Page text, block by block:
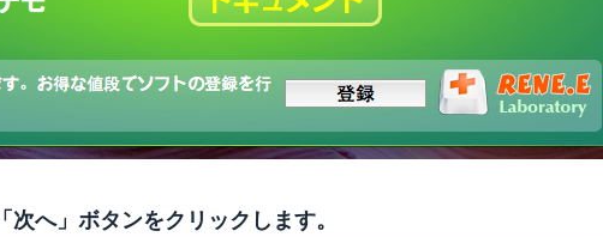
へ」ボタンをクリックします。